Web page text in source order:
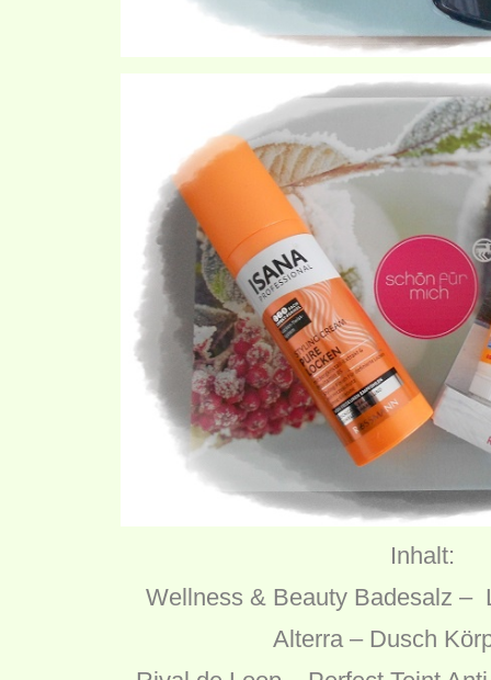
Inhalt:
Wellness & Beauty Badesalz –
Alterra – Dusch